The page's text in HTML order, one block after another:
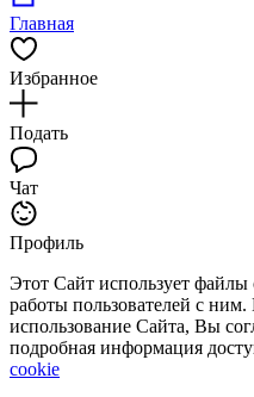
Главная
Избранное
Подать
Чат
Профиль
Этот Сайт использует файлы
работы пользователей с
использование Сайта, Вы
подробная информация
cookie